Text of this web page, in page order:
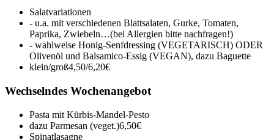
Salatvariationen
- u.a. mit verschiedenen Blattsalaten, Gurke, Tomaten,
Paprika, Zwiebeln…(bei Allergien bitte nachfragen!)
- wahlweise Honig-Senfdressing (VEGETARISCH) ODER
Olivenöl und Balsamico-Essig (VEGAN), dazu Baguette
klein/groß4,50/6,20€
Wechselndes Wochenangebot
Pasta mit Kürbis-Mandel-Pesto
dazu Parmesan (veget.)6,50€
Spinatlasagne